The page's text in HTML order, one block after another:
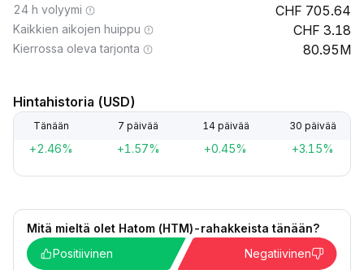
24 h volyymi 705.64
Kaikkien aikojen huippu 3.18
Kierrossa oleva tarjonta 80.95M
Hintahistoria (USD)
Tänään 7 päivää 14 päivää 30 päivää
+2.46% +1.57% +0.45% +3.15%
Mitä mieltä olet Hatom (HTM)-rahakkeista tänään?
Positiivinen
Negatiivinen